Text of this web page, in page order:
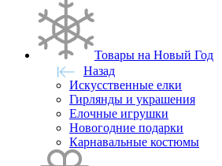
Товары на Новый Год
Назад
Искусственные елки
Гирлянды и украшения
Елочные игрушки
Новогодние подарки
Карнавальные костюмы